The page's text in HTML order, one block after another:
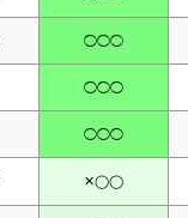
◯◯◯
◯◯◯
◯◯◯
✕◯◯